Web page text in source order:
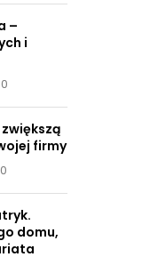
–
i
0
firmy
0
domu,